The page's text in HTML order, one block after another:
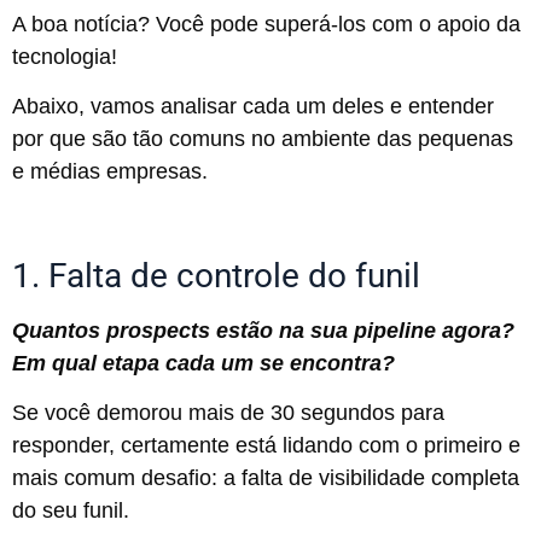
A boa notícia? Você pode superá-los com o apoio da
tecnologia!
Abaixo, vamos analisar cada um deles e entender
por que são tão comuns no ambiente das pequenas
e médias empresas.
1. Falta de controle do funil
Quantos prospects estão na sua pipeline agora?
Em qual etapa cada um se encontra?
Se você demorou mais de 30 segundos para
responder, certamente está lidando com o primeiro e
mais comum desafio: a falta de visibilidade completa
do seu funil.